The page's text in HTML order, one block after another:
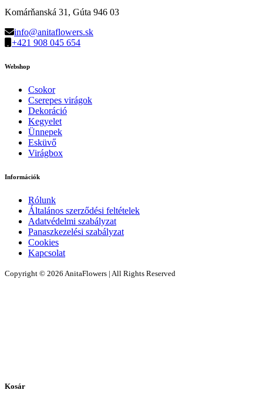
Komárňanská 31, Gúta 946 03
info@anitaflowers.sk
+421 908 045 654
Webshop
Csokor
Cserepes virágok
Dekoráció
Kegyelet
Ünnepek
Esküvő
Virágbox
Információk
Rólunk
Általános szerződési feltételek
Adatvédelmi szabályzat
Panaszkezelési szabályzat
Cookies
Kapcsolat
Copyright © 2026 AnitaFlowers | All Rights Reserved
Kosár